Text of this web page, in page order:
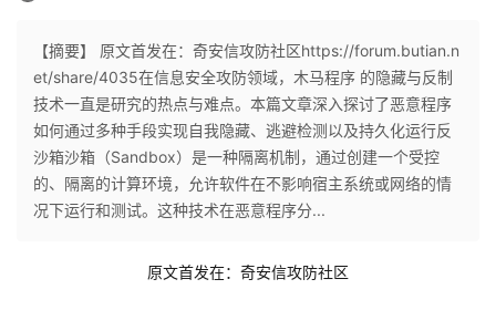
个
人
我
【摘要】 原文首发在：奇安信攻防社区https://forum.butian.n
et/share/4035在信息安全攻防领域，木马程序 的隐藏与反制
技术一直是研究的热点与难点。本篇文章深入探讨了恶意程序
如何通过多种手段实现自我隐藏、逃避检测以及持久化运行反
沙箱沙箱（Sandbox）是一种隔离机制，通过创建一个受控
的、隔离的计算环境，允许软件在不影响宿主系统或网络的情
况下运行和测试。这种技术在恶意程序分...
原文首发在：奇安信攻防社区